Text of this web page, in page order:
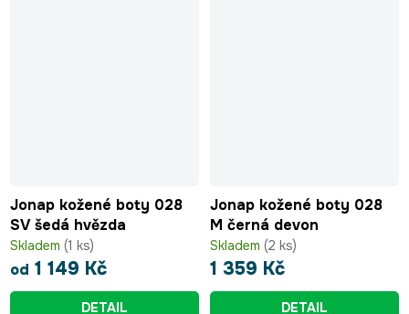
Jonap kožené boty 028
SV šedá hvězda
Skladem (1 ks)
od 1 149 Kč
DETAIL
Jonap kožené boty 028
M černá devon
Skladem (2 ks)
1 359 Kč
DETAIL